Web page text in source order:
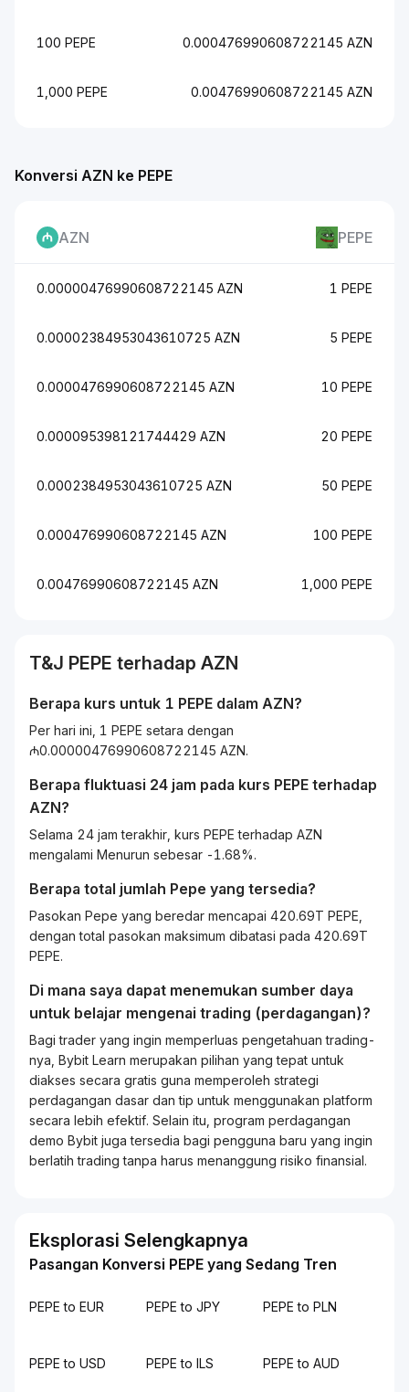
100 PEPE 0.000476990608722145 AZN
1,000 PEPE 0.00476990608722145 AZN
Konversi AZN ke PEPE
AZN PEPE
0.00000476990608722145 AZN 1 PEPE
0.00002384953043610725 AZN 5 PEPE
0.0000476990608722145 AZN 10 PEPE
0.000095398121744429 AZN 20 PEPE
0.0002384953043610725 AZN 50 PEPE
0.000476990608722145 AZN 100 PEPE
0.00476990608722145 AZN 1,000 PEPE
T&J PEPE terhadap AZN
Berapa kurs untuk 1 PEPE dalam AZN?
Per hari ini, 1 PEPE setara dengan
₼0.00000476990608722145 AZN.
Berapa fluktuasi 24 jam pada kurs PEPE terhadap
AZN?
Selama 24 jam terakhir, kurs PEPE terhadap AZN
mengalami Menurun sebesar -1.68%.
Berapa total jumlah Pepe yang tersedia?
Pasokan Pepe yang beredar mencapai 420.69T PEPE,
dengan total pasokan maksimum dibatasi pada 420.69T
PEPE.
Di mana saya dapat menemukan sumber daya
untuk belajar mengenai trading (perdagangan)?
Bagi trader yang ingin memperluas pengetahuantrading-
nya, Bybit Learn merupakan pilihan yang tepat untuk
diakses secara gratis guna memperoleh strategi
perdagangan dasar dan tip untuk menggunakan platform
secara lebih efektif. Selain itu, program perdagangan
demo Bybit juga tersedia bagi pengguna baru yang ingin
berlatihtradingtanpa harus menanggung risiko finansial.
Eksplorasi Selengkapnya
Pasangan Konversi PEPE yang Sedang Tren
PEPE to EUR PEPE to JPY PEPE to PLN
PEPE to USD PEPE to ILS PEPE to AUD